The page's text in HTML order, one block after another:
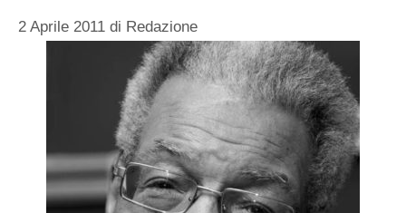
2 Aprile 2011 di Redazione